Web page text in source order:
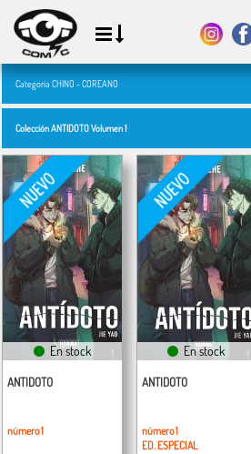
Categoría CHINO - COREANO
Colección ANTIDOTO Volumen 1
En stock
ANTIDOTO
número 1
En stock
ANTIDOTO
número 1
ED. ESPECIAL